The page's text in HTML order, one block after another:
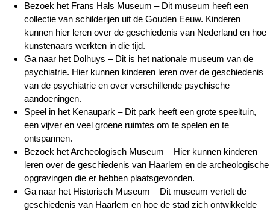
Bezoek het Frans Hals Museum – Dit museum heeft een
collectie van schilderijen uit de Gouden Eeuw. Kinderen
kunnen hier leren over de geschiedenis van Nederland en hoe
kunstenaars werkten in die tijd.
Ga naar het Dolhuys – Dit is het nationale museum van de
psychiatrie. Hier kunnen kinderen leren over de geschiedenis
van de psychiatrie en over verschillende psychische
aandoeningen.
Speel in het Kenaupark – Dit park heeft een grote speeltuin,
een vijver en veel groene ruimtes om te spelen en te
ontspannen.
Bezoek het Archeologisch Museum – Hier kunnen kinderen
leren over de geschiedenis van Haarlem en de archeologische
opgravingen die er hebben plaatsgevonden.
Ga naar het Historisch Museum – Dit museum vertelt de
geschiedenis van Haarlem en hoe de stad zich ontwikkelde